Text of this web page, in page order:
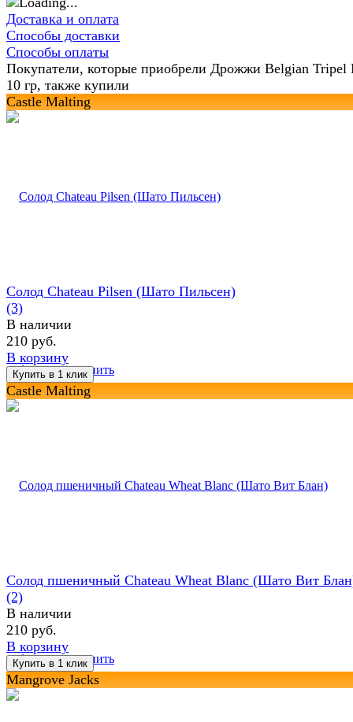
Доставка и оплата
Способы доставки
Способы оплаты
Покупатели, которые приобрели Дрожжи Belgian Tripel
10 гр, также купили
Castle Malting
избранное сравнить
Солод Chateau Pilsen (Шато Пильсен)
(3)
В наличии
210 руб.
В корзину
Castle Malting
избранное сравнить
Солод пшеничный Chateau Wheat Blanc (Шато Вит
(2)
В наличии
210 руб.
В корзину
Mangrove Jacks